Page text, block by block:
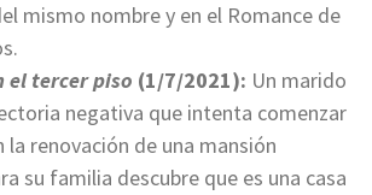
mismo nombre y en el Romance de
el tercer piso (1/7/2021): Un marido
negativa que intenta comenzar
la renovación de una mansión
su familia descubre que es una casa